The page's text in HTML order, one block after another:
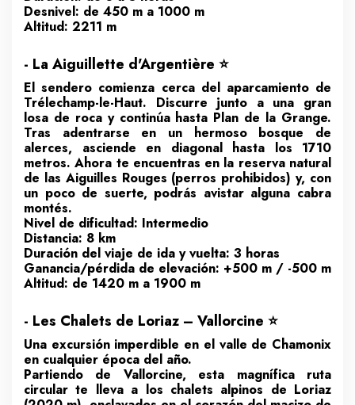
Desnivel: de 450 m a 1000 m
Altitud: 2211 m
- La Aiguillette d'Argentière ⭐
El sendero comienza cerca del aparcamiento de
Trélechamp-le-Haut. Discurre junto a una gran
losa de roca y continúa hasta Plan de la Grange.
Tras adentrarse en un hermoso bosque de
alerces, asciende en diagonal hasta los 1710
metros. Ahora te encuentras en la reserva natural
de las Aiguilles Rouges (perros prohibidos) y, con
un poco de suerte, podrás avistar alguna cabra
montés.
Nivel de dificultad: Intermedio
Distancia: 8 km
Duración del viaje de ida y vuelta: 3 horas
Ganancia/pérdida de elevación: +500 m / -500 m
Altitud: de 1420 m a 1900 m
- Les Chalets de Loriaz – Vallorcine ⭐
Una excursión imperdible en el valle de Chamonix
en cualquier época del año.
Partiendo de Vallorcine, esta magnífica ruta
circular te lleva a los chalets alpinos de Loriaz